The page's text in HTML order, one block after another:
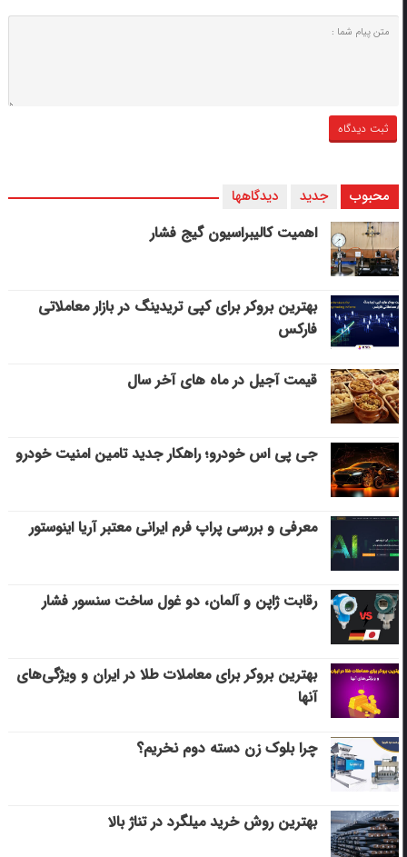
محبوب جدید دیدگاهها
اهمیت کالیبراسیون گیج فشار
بهترین بروکر برای کپی‌ تریدینگ در بازار معاملاتی
فارکس
قیمت آجیل در ماه های آخر سال
جی پی اس خودرو؛ راهکار جدید تامین امنیت خودرو
معرفی و بررسی پراپ فرم ایرانی معتبر آریا اینوستور
رقابت ژاپن و آلمان، دو غول ساخت سنسور فشار
بهترین بروکر برای معاملات طلا در ایران و ویژگی‌های
آنها
چرا بلوک زن دسته دوم نخریم؟
بهترین روش خرید میلگرد در تناژ بالا